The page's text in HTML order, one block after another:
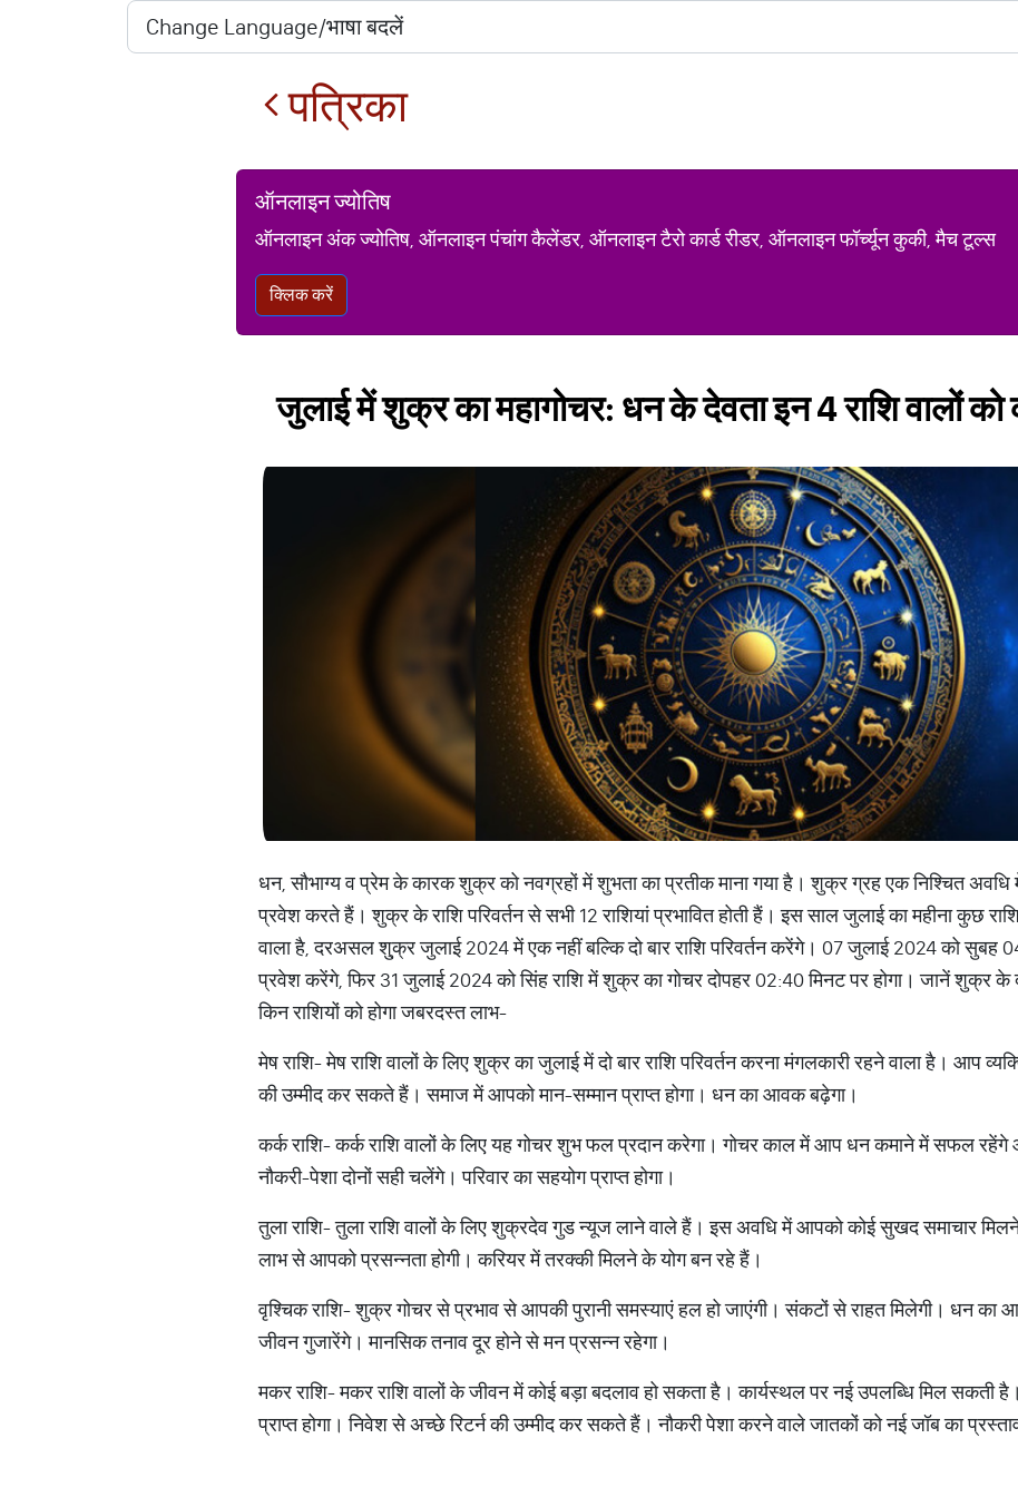
पत्रिका
ऑनलाइन ज्योतिष
ऑनलाइन अंक ज्योतिष, ऑनलाइन पंचांग कैलेंडर, ऑनलाइन टैरो कार्ड रीडर, ऑनलाइन फॉर्च्यून कुकी, मैच टूल्स
क्लिक करें
जुलाई में शुक्र का महागोचर: धन के देवता इन 4 राशि वालों को
धन, सौभाग्य व प्रेम के कारक शुक्र को नवग्रहों में शुभता का प्रतीक माना गया है। शुक्र ग्रह एक निश्चित अवधि
प्रवेश करते हैं। शुक्र के राशि परिवर्तन से सभी 12 राशियां प्रभावित होती हैं। इस साल जुलाई का महीना कुछ
वाला है, दरअसल शु्क्र जुलाई 2024 में एक नहीं बल्कि दो बार राशि परिवर्तन करेंगे। 07 जुलाई 2024 को सुबह
प्रवेश करेंगे, फिर 31 जुलाई 2024 को सिंह राशि में शुक्र का गोचर दोपहर 02:40 मिनट पर होगा। जानें शुक्र के
किन राशियों को होगा जबरदस्त लाभ-
मेष राशि- मेष राशि वालों के लिए शुक्र का जुलाई में दो बार राशि परिवर्तन करना मंगलकारी रहने वाला है। आप
की उम्मीद कर सकते हैं। समाज में आपको मान-सम्मान प्राप्त होगा। धन का आवक बढ़ेगा।
कर्क राशि- कर्क राशि वालों के लिए यह गोचर शुभ फल प्रदान करेगा। गोचर काल में आप धन कमाने में सफल
नौकरी-पेशा दोनों सही चलेंगे। परिवार का सहयोग प्राप्त होगा।
तुला राशि- तुला राशि वालों के लिए शुक्रदेव गुड न्यूज लाने वाले हैं। इस अवधि में आपको कोई सुखद समाचार
लाभ से आपको प्रसन्नता होगी। करियर में तरक्की मिलने के योग बन रहे हैं।
वृश्चिक राशि- शुक्र गोचर से प्रभाव से आपकी पुरानी समस्याएं हल हो जाएंगी। संकटों से राहत मिलेगी। धन
जीवन गुजारेंगे। मानसिक तनाव दूर होने से मन प्रसन्न रहेगा।
मकर राशि- मकर राशि वालों के जीवन में कोई बड़ा बदलाव हो सकता है। कार्यस्थल पर नई उपलब्धि मिल सकती
प्राप्त होगा। निवेश से अच्छे रिटर्न की उम्मीद कर सकते हैं। नौकरी पेशा करने वाले जातकों को नई जॉब का